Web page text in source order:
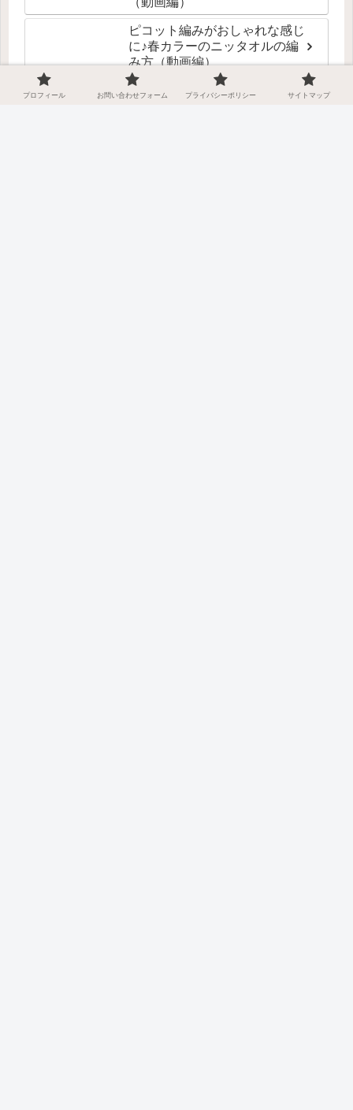
ピコット編みがおしゃれな感じ
に♪春カラーのニッタオルの編
み方（動画編）
簡単・キレイに正方形が編める
プロフィール お問い合わせフォーム プライバシーポリシー サイトマップ